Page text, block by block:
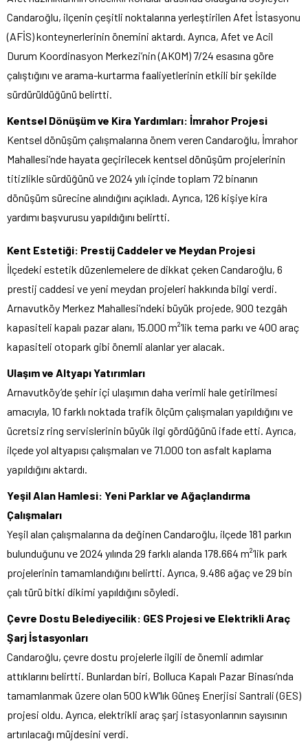
Candaroğlu, ilçenin çeşitli noktalarına yerleştirilen Afet İstasyonu
(AFİS) konteynerlerinin önemini aktardı. Ayrıca, Afet ve Acil
Durum Koordinasyon Merkezi’nin (AKOM) 7/24 esasına göre
çalıştığını ve arama-kurtarma faaliyetlerinin etkili bir şekilde
sürdürüldüğünü belirtti.
Kentsel Dönüşüm ve Kira Yardımları: İmrahor Projesi
Kentsel dönüşüm çalışmalarına önem veren Candaroğlu, İmrahor
Mahallesi’nde hayata geçirilecek kentsel dönüşüm projelerinin
titizlikle sürdüğünü ve 2024 yılı içinde toplam 72 binanın
dönüşüm sürecine alındığını açıkladı. Ayrıca, 126 kişiye kira
yardımı başvurusu yapıldığını belirtti.
Kent Estetiği: Prestij Caddeler ve Meydan Projesi
İlçedeki estetik düzenlemelere de dikkat çeken Candaroğlu, 6
prestij caddesi ve yeni meydan projeleri hakkında bilgi verdi.
Arnavutköy Merkez Mahallesi’ndeki büyük projede, 900 tezgâh
kapasiteli kapalı pazar alanı, 15.000 m²’lik tema parkı ve 400 araç
kapasiteli otopark gibi önemli alanlar yer alacak.
Ulaşım ve Altyapı Yatırımları
Arnavutköy’de şehir içi ulaşımın daha verimli hale getirilmesi
amacıyla, 10 farklı noktada trafik ölçüm çalışmaları yapıldığını ve
ücretsiz ring servislerinin büyük ilgi gördüğünü ifade etti. Ayrıca,
ilçede yol altyapısı çalışmaları ve 71.000 ton asfalt kaplama
yapıldığını aktardı.
Yeşil Alan Hamlesi: Yeni Parklar ve Ağaçlandırma
Çalışmaları
Yeşil alan çalışmalarına da değinen Candaroğlu, ilçede 181 parkın
bulunduğunu ve 2024 yılında 29 farklı alanda 178.664 m²’lik park
projelerinin tamamlandığını belirtti. Ayrıca, 9.486 ağaç ve 29 bin
çalı türü bitki dikimi yapıldığını söyledi.
Çevre Dostu Belediyecilik: GES Projesi ve Elektrikli Araç
Şarj İstasyonları
Candaroğlu, çevre dostu projelerle ilgili de önemli adımlar
attıklarını belirtti. Bunlardan biri, Bolluca Kapalı Pazar Binası’nda
tamamlanmak üzere olan 500 kW’lık Güneş Enerjisi Santrali (GES)
projesi oldu. Ayrıca, elektrikli araç şarj istasyonlarının sayısının
artırılacağı müjdesini verdi.